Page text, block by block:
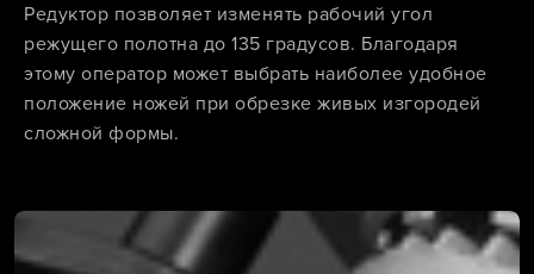
Редуктор позволяет изменять рабочий угол
режущего полотна до 135 градусов. Благодаря
этому оператор может выбрать наиболее удобное
положение ножей при обрезке живых изгородей
сложной формы.